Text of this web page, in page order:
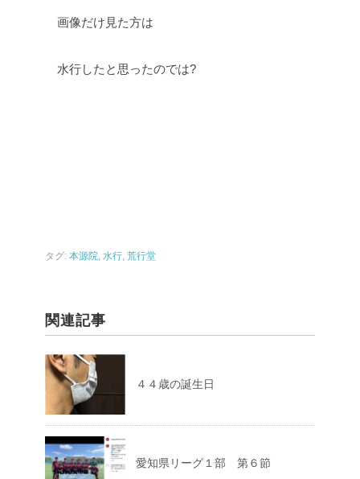
画像だけ見た方は
水行したと思ったのでは?
タグ: 本源院, 水行, 荒行堂
関連記事
４４歳の誕生日
愛知県リーグ１部 第６節